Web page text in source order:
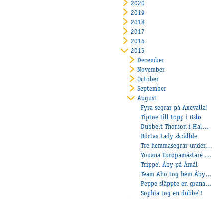
2020
2019
2018
2017
2016
2015
December
November
October
September
August
Fyra segrar på Axevalla!
Tiptoe till topp i Oslo
Dubbelt Thorson i Halmstad
Börtas Lady skrällde
Tre hemmasegrar under torsdagskvällen och Sultan C.N. klar för final i Köpenhamn
Youana Europamästare och dubbelt V75 till stall Heiskanen
Trippel Åby på Åmål
Team Aho tog hem Åby Stora Montépris
Peppe släppte en granat på Vaggeryd
Sophia tog en dubbel!